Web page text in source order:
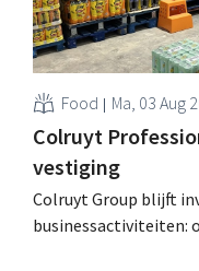
Food Ma, 03 Aug
Colruyt
vestiging
Colruyt Group blijft
businessactiviteiten: